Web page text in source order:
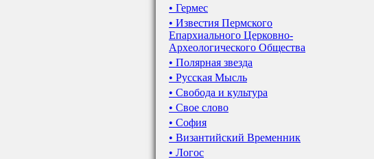
• Гермес
• Известия Пермского
Епархиального Церковно-
Археологического Общества
• Полярная звезда
• Русская Мысль
• Свобода и культура
• Свое слово
• София
• Византийский Временник
• Логос